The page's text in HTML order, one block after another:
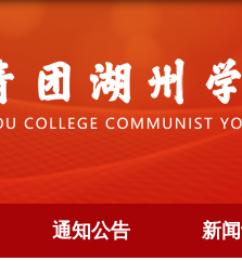
通知公告 新